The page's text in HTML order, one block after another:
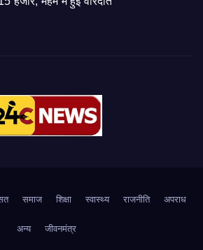
समाज शिक्षा स्वास्थ्य राजनीति अपराध
अन्य जीवनमंत्र